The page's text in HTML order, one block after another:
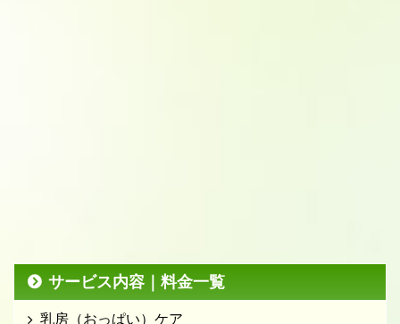
サービス内容｜料金一覧
乳房（おっぱい）ケア